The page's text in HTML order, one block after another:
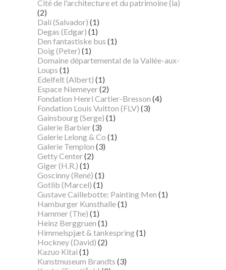
Cité de l'architecture et du patrimoine (la)
(2)
Dalí (Salvador) (1)
Degas (Edgar) (1)
Den fantastiske bus (1)
Doig (Peter) (1)
Domaine départemental de la Vallée-aux-
Loups (1)
Edelfelt (Albert) (1)
Espace Niemeyer(2)
Fondation Henri Cartier-Bresson (4)
Fondation Louis Vuitton (FLV) (3)
Gainsbourg (Serge) (1)
Galerie Barbier(3)
Galerie Lelong & Co (1)
Galerie Templon (3)
Getty Center(2)
Giger (H.R.) (1)
Goscinny (René) (1)
Gotlib (Marcel) (1)
Gustave Caillebotte: Painting Men (1)
Hamburger Kunsthalle(1)
Hammer (The) (1)
Heinz Berggruen (1)
Himmelspjæt & tankespring(1)
Hockney (David) (2)
Kazuo Kitai (1)
Kunstmuseum Brandts (3)